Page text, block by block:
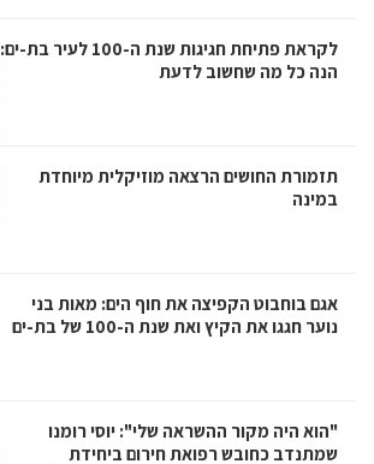
לקראת פתיחת חגיגות שנת ה-100 לעיר בת-ים:
הנה כל מה שחשוב לדעת
תזמורת החושים הרצאה מוזיקלית מיוחדת
במינה
אגם בוחבוט הקפיצה את חוף הים: מאות בני
נוער חגגו את הקיץ ואת שנת ה-100 של בת-ים
"הוא היה מקור ההשראה שלי": יוסי רומנו
שמתנדב כחובש רפואת חירום ביחידת